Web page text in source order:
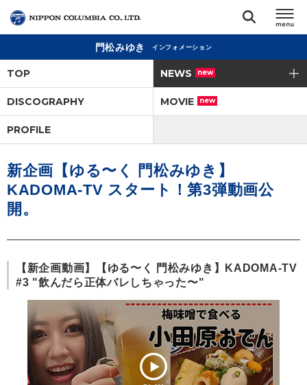
閉じる
アーティスト
ジャンル
ランキング
会社情報
サイトマップ
門松みゆき インフォメーション
TOP NEWS new
DISCOGRAPHY MOVIE new
PROFILE
新企画【ゆる〜く 門松みゆき】
KADOMA-TV スタート！第3弾動画公
開。
【新企画動画】【ゆる〜く 門松みゆき】KADOMA-TV
#3 "飲んだら正体バレしちゃった〜"